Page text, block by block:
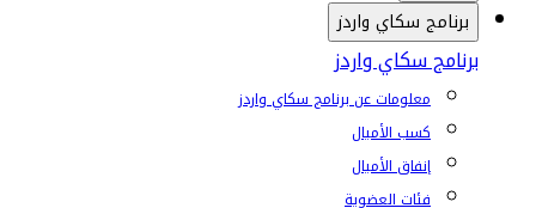
برنامج سكاي واردز
برنامج سكاي واردز
معلومات عن برنامج سكاي واردز
كسب الأميال
إنفاق الأميال
فئات العضوية